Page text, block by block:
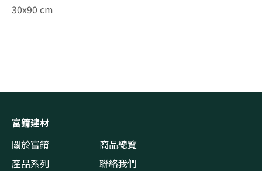
30x90 cm
富錥建材
關於富錥
商品總覽
產品系列
聯絡我們